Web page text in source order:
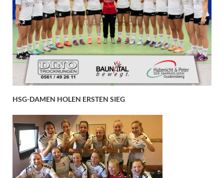
HSG-DAMEN HOLEN ERSTEN SIEG